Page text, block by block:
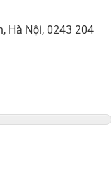
Hà Nội, 0243 204